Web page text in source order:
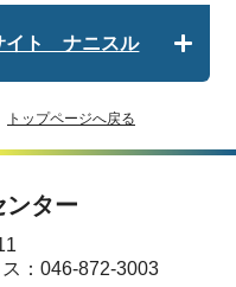
イト ナニスル
トップページへ戻る
ンター
：046-872-3003